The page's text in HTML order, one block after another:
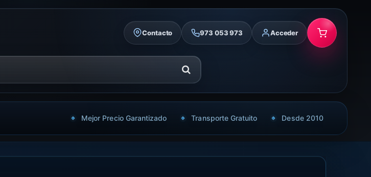
Contacto 973 053 973 Acceder
Mejor Precio Garantizado Transporte Gratuito Desde 2010